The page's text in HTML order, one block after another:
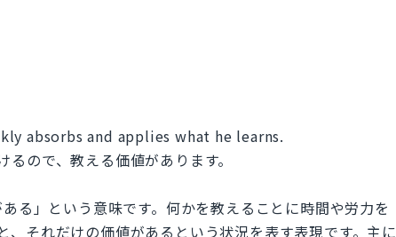
absorbs and applies what he learns.
ので、教える価値があります。
る」という意味です。何かを教えることに時間や労力を
それだけの価値があるという状況を表す表現です。主に